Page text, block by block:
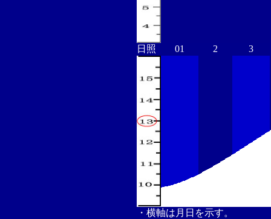
日照 01 2 3
・横軸は月日を示す。